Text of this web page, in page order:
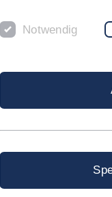
Notwendig